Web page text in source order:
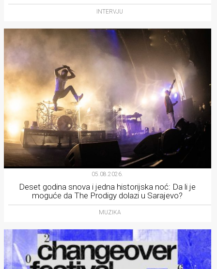
INTERVJU
05.08.2026.
Deset godina snova i jedna historijska noć: Da li je
moguće da The Prodigy dolazi u Sarajevo?
MUZIKA